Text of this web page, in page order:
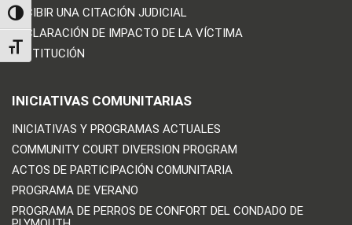
TOGGLE HIGH CONTRAST
TOGGLE FONT SIZE
RECIBIR UNA CITACIÓN JUDICIAL
DECLARACIÓN DE IMPACTO DE LA VÍCTIMA
RESTITUCIÓN
INICIATIVAS COMUNITARIAS
INICIATIVAS Y PROGRAMAS ACTUALES
COMMUNITY COURT DIVERSION PROGRAM
ACTOS DE PARTICIPACIÓN COMUNITARIA
PROGRAMA DE VERANO
PROGRAMA DE PERROS DE CONFORT DEL CONDADO DE